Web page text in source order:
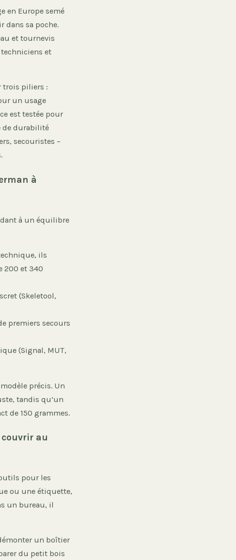
en Europe semé
dans sa poche.
et tournevis
et
trois piliers :
un usage
est testée pour
de durabilité
secouristes –
à
à un équilibre
ils
200 et 340
(Skeletool,
premiers secours
(Signal, MUT,
précis. Un
tandis qu’un
de 150 grammes.
au
pour les
ou une étiquette,
un bureau, il
un boîtier
du petit bois